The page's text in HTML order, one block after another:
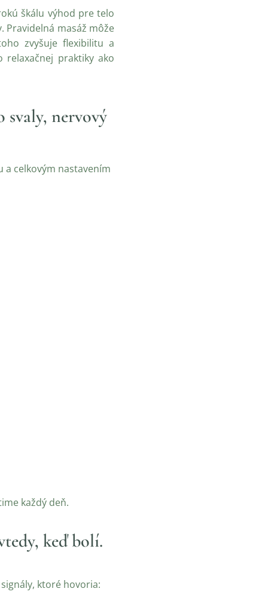
škálu výhod pre telo
Pravidelná masáž môže
zvyšuje flexibilitu a
praktiky ako
svaly, nervový
a celkovým nastavením
každý deň.
keď bolí.
ktoré hovoria: